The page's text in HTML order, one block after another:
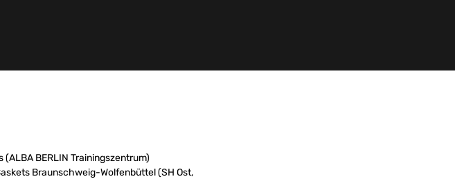
(ALBA BERLIN Trainingszentrum)
Braunschweig-Wolfenbüttel (SH Ost,